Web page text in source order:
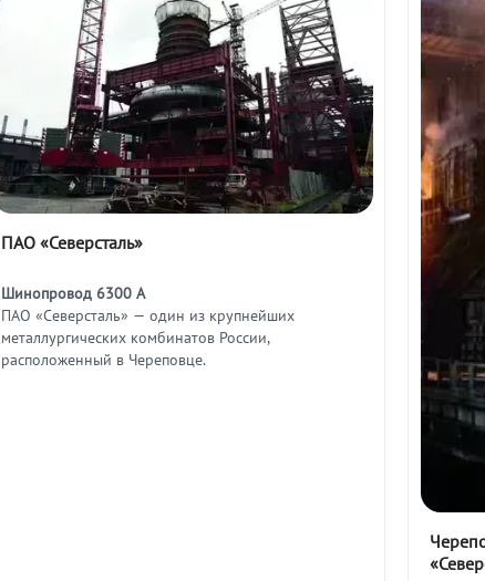
ПАО «Северсталь»
Шинопровод 6300 А
ПАО «Северсталь» — один из крупнейших
металлургических комбинатов России,
расположенный в Череповце.